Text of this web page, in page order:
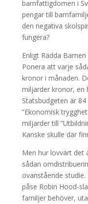
barnfattigdomen i
pengar till
den negativa
fungera?
Enligt Rädda
Ponera att varje
kronor i månaden.
miljarder kronor, en
Statsbudgeten är
”Ekonomisk
miljarder till
Kanske skulle där
Men hur lovvärt det
sådan
ovanstående
påse Robin Hood-
familjer behöver,